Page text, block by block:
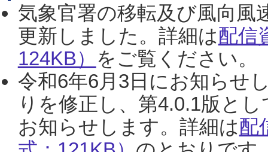
気象官署の移転及び風向風
更新しました。詳細は配信
124KB） をご覧ください。
令和6年6月3日にお知らせ
りを修正し、第4.0.1版と
お知らせします。詳細は配